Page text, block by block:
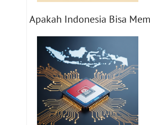
Apakah Indonesia Bisa